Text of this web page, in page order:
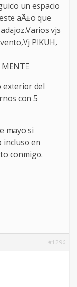
un espacio
aÃ±o que
vjs
PIKUH,
MENTE
exterior del
con 5
mayo si
incluso en
conmigo.
#1296